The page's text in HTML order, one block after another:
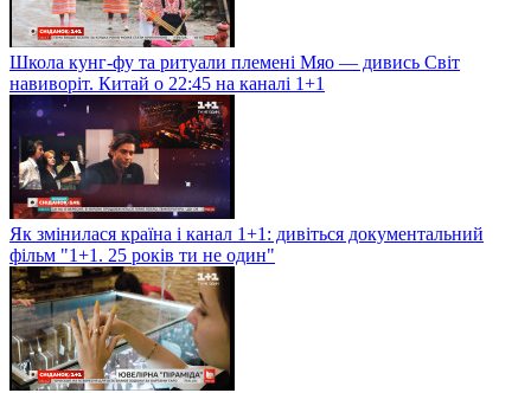
Школа кунг-фу та ритуали племені Мяо — дивись Світ
навиворіт. Китай о 22:45 на каналі 1+1
Як змінилася країна і канал 1+1: дивіться документальний
фільм "1+1. 25 років ти не один"